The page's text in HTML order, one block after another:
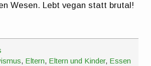
Wesen. Lebt vegan statt brutal!
, Eltern, Eltern und Kinder, Essen